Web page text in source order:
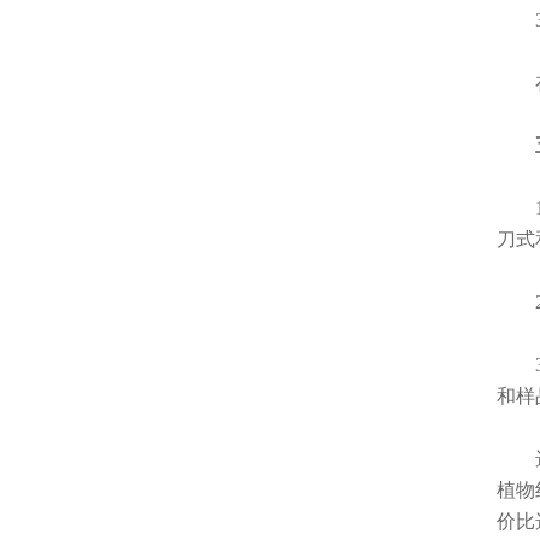
3.
在
五
1.
刀式
2.
3.
和样
选
植物
价比